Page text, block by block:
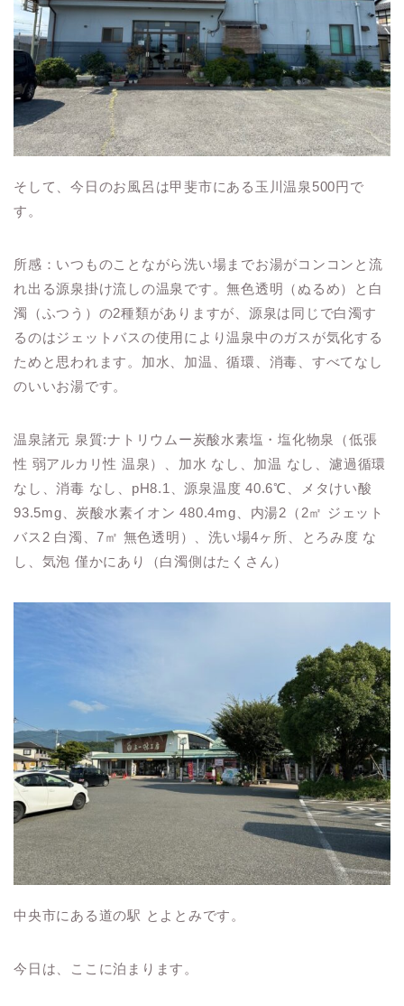
そして、今日のお風呂は甲斐市にある玉川温泉500円で
す。
所感：いつものことながら洗い場までお湯がコンコンと流
れ出る源泉掛け流しの温泉です。無色透明（ぬるめ）と白
濁（ふつう）の2種類がありますが、源泉は同じで白濁す
るのはジェットバスの使用により温泉中のガスが気化する
ためと思われます。加水、加温、循環、消毒、すべてなし
のいいお湯です。
温泉諸元 泉質:ナトリウムー炭酸水素塩・塩化物泉（低張
性 弱アルカリ性 温泉）、加水 なし、加温 なし、濾過循環
なし、消毒 なし、 pH8.1
、源泉温度 40.6℃、メタけい酸
93.5mg 、炭酸水素イオン 480.4mg 、内湯2 （ 2㎡ ジェット
バス 2 白濁、7㎡ 無色透明）、洗い場4ヶ所、とろみ度 な
し、気泡 僅かにあり（白濁側はたくさん）
中央市にある道の駅 とよとみです。
今日は、ここに泊まります。